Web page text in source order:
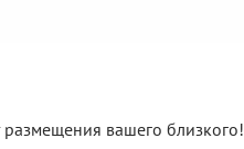
размещения вашего близкого!